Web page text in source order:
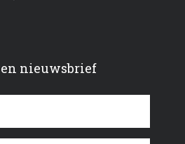
nieuwsbrief